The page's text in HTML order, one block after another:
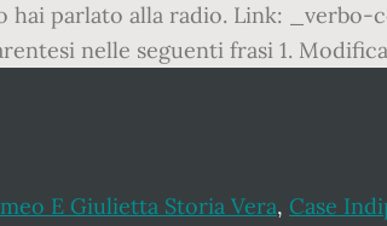
hai parlato alla radio. Link:
nelle seguenti frasi 1.
E Giulietta Storia Vera, Case